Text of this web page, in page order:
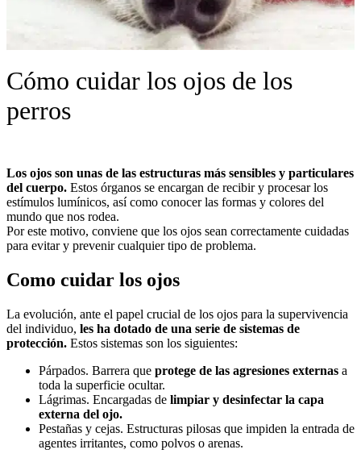
Cómo cuidar los ojos de los
perros
Los ojos son unas de las estructuras más sensibles y particulares
del cuerpo. Estos órganos se encargan de recibir y procesar los
estímulos lumínicos, así como conocer las formas y colores del
mundo que nos rodea.
Por este motivo, conviene que los ojos sean correctamente cuidadas
para evitar y prevenir cualquier tipo de problema.
Como cuidar los ojos
La evolución, ante el papel crucial de los ojos para la supervivencia
del individuo, les ha dotado de una serie de sistemas de
protección. Estos sistemas son los siguientes:
Párpados. Barrera que protege de las agresiones externas a
toda la superficie ocultar.
Lágrimas. Encargadas de limpiar y desinfectar la capa
externa del ojo.
Pestañas y cejas. Estructuras pilosas que impiden la entrada de
agentes irritantes, como polvos o arenas.